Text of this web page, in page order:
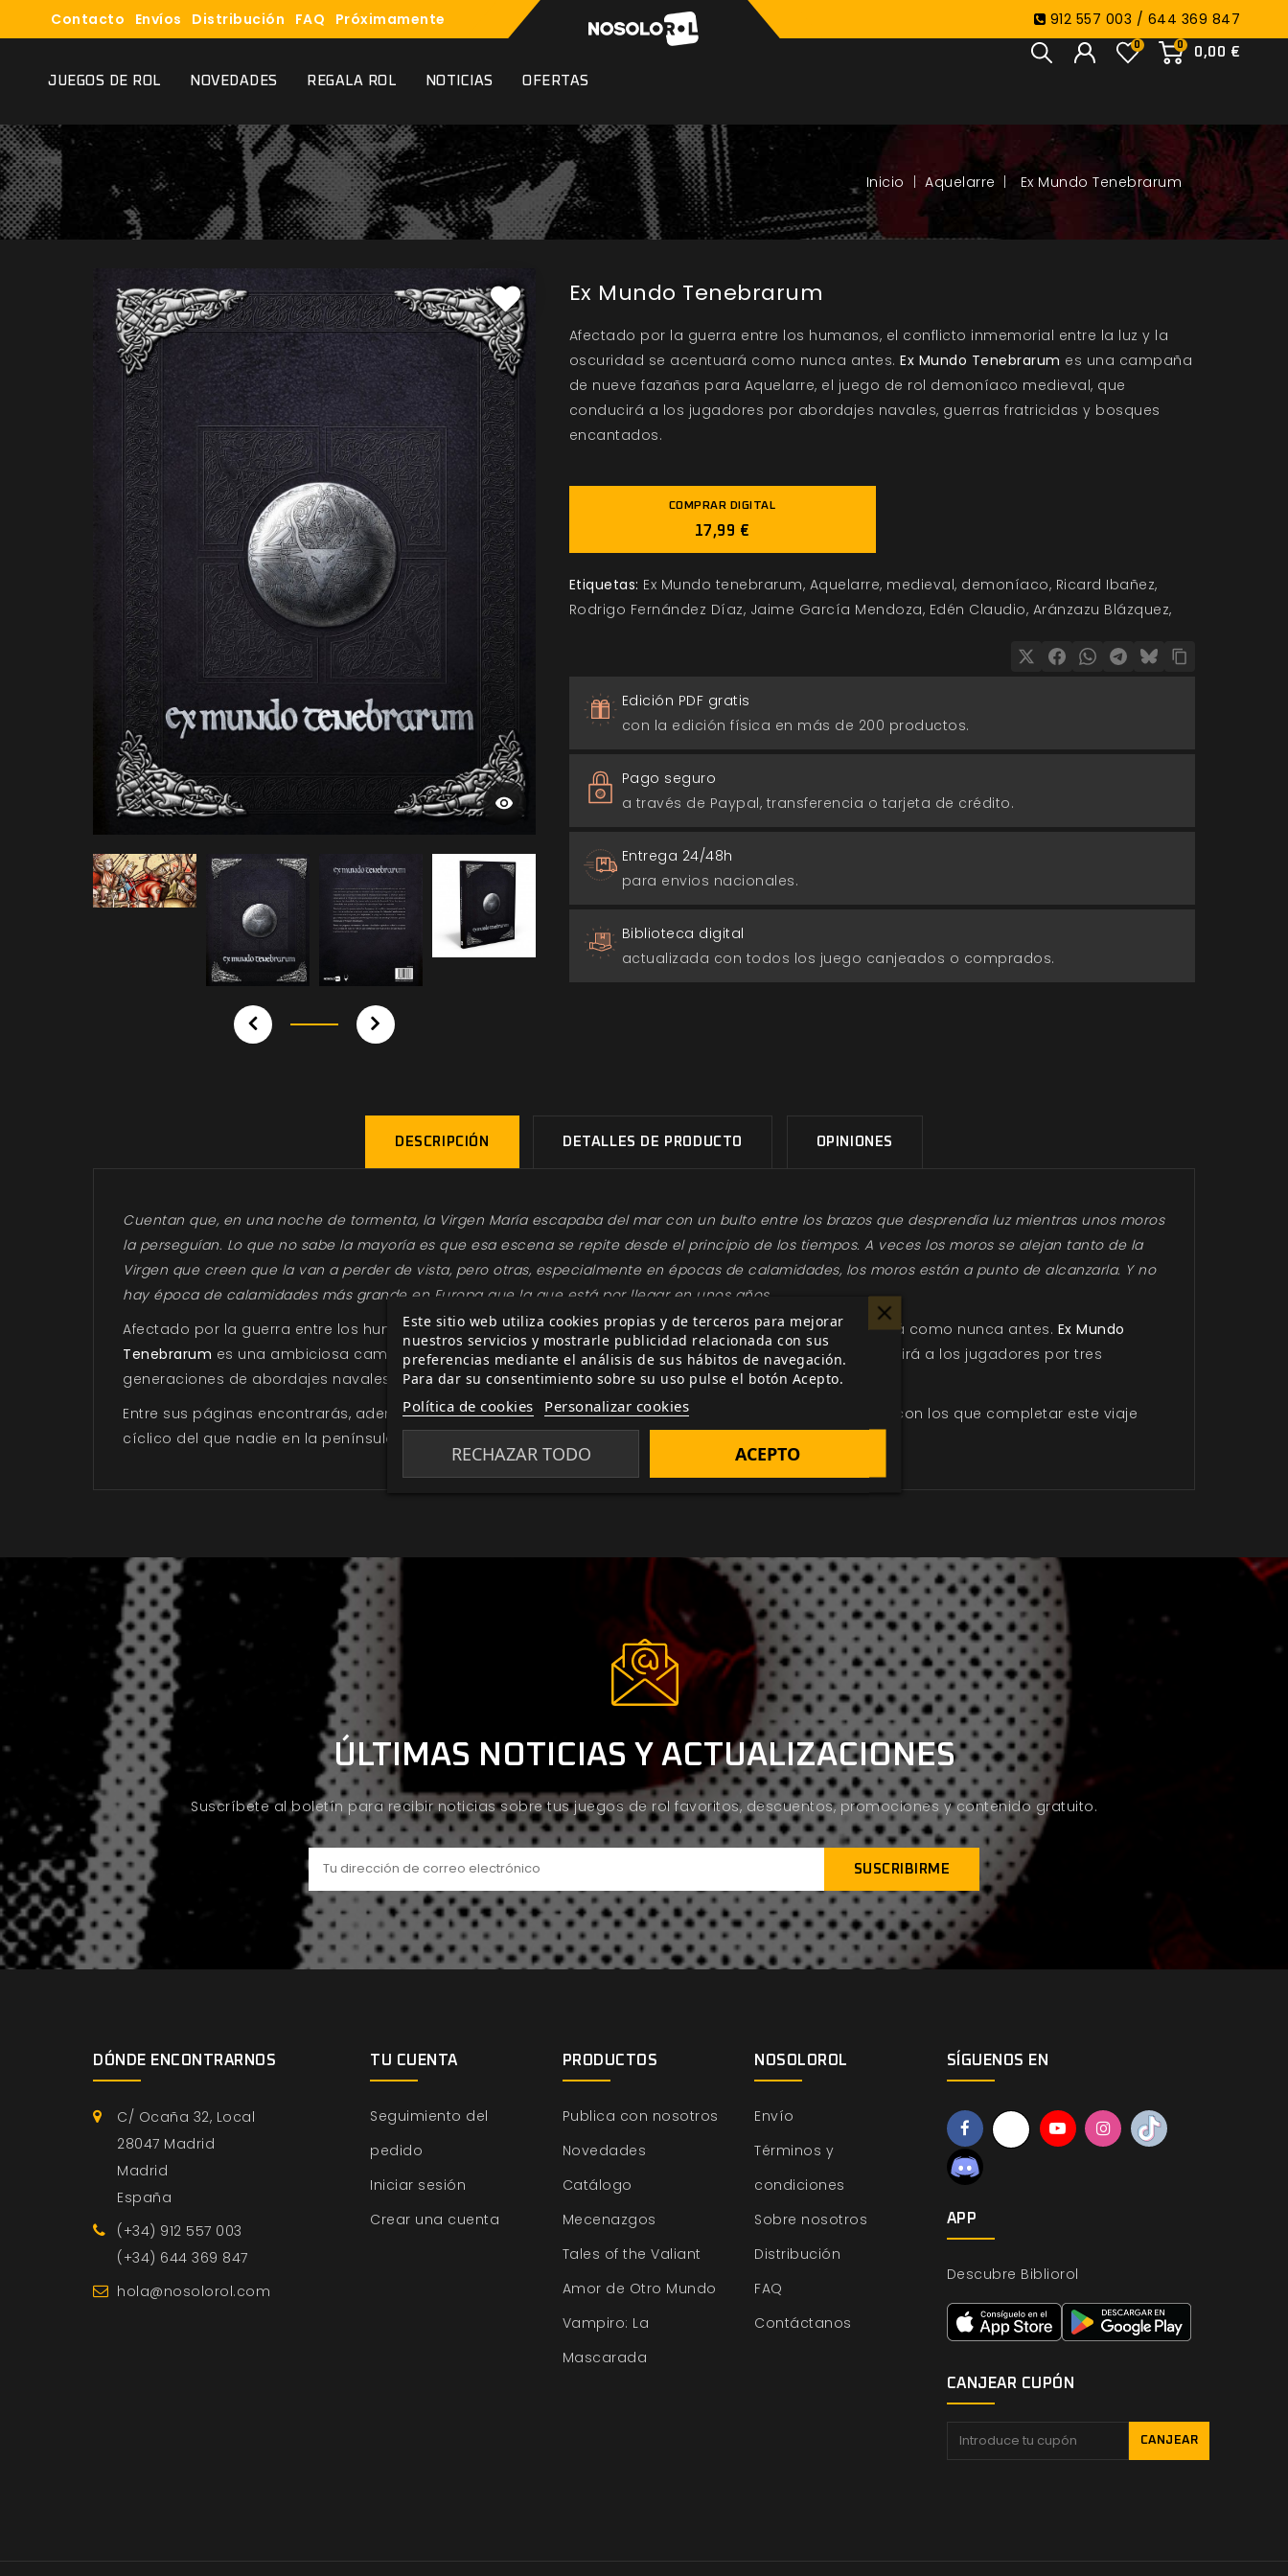
Contacto Envíos Distribución FAQ Próximamente 912 557 003 / 644 369 847
0
0,00 €
0
JUEGOS DE ROL NOVEDADES REGALA ROL NOTICIAS OFERTAS
Aquelarre Ex Mundo Tenebrarum
Ex Mundo Tenebrarum
Afectado por la guerra entre los humanos, el conflicto inmemorial entre la luz y la
oscuridad se acentuará como nunca antes.Ex Mundo Tenebrarum es una campaña
de nueve fazañas para Aquelarre, el juego de rol demoníaco medieval, que
conducirá a los jugadores por abordajes navales, guerras fratricidas y bosques
encantados.
COMPRAR DIGITAL
17,99 €
Etiquetas: Ex Mundo tenebrarum Aquelarre medieval demoníaco Ricard Ibañez
Rodrigo Fernández Díaz Jaime García Mendoza Edén Claudio Aránzazu Blázquez
Edición PDF gratis
con la edición física en más de 200 productos.
Pago seguro
a través de Paypal, transferencia o tarjeta de crédito.
Entrega 24/48h
para envios nacionales.
Biblioteca digital
actualizada con todos los juego canjeados o comprados.
DESCRIPCIÓN DETALLES DE PRODUCTO OPINIONES
Cuentan que, en una noche de tormenta, la Virgen María escapaba del mar con un bulto entre los brazos que desprendía luz mientras unos moros
la perseguían. Lo que no sabe la mayoría es que esa escena se repite desde el principio de los tiempos. A veces los moros se alejan tanto de la
Virgen que creen que la van a perder de vista, pero otras, especialmente en épocas de calamidades, los moros están a punto de alcanzarla. Y no
hay época de calamidades más grande en Europa que la que está por llegar en unos años.
Afectado por la guerra entre los humanos, el conflicto inmemorial entre la luz y la oscuridad se acentuará como nunca antes. Ex Mundo
Tenebrarum es una ambiciosa campaña paraAquelarre, el juego de rol demoníaco medieval, que conducirá a los jugadores por tres
generaciones de abordajes navales, guerras fratricidas y bosques encantados.
Entre sus páginas encontrarás, además, detallados apéndices sobre la Asturias y la Castilla del siglo xiv con los que completar este viaje
cíclico del que nadie en la península podrá escapar.
ÚLTIMAS NOTICIAS Y ACTUALIZACIONES
Suscríbete al boletín para recibir noticias sobre tus juegos de rol favoritos, descuentos, promociones y contenido gratuito.
DÓNDE ENCONTRARNOS
C/ Ocaña 32, Local
28047 Madrid
Madrid
España
(+34) 912 557 003
(+34) 644 369 847
hola@nosolorol.com
TU CUENTA
Seguimiento del
pedido
Iniciar sesión
Crear una cuenta
PRODUCTOS
Publica con nosotros
Novedades
Catálogo
Mecenazgos
Tales of the Valiant
Amor de Otro Mundo
Vampiro: La
Mascarada
NOSOLOROL
Envío
Términos y
condiciones
Sobre nosotros
Distribución
FAQ
Contáctanos
SÍGUENOS EN
Este sitio web utiliza cookies propias y de terceros para mejorar
nuestros servicios y mostrarle publicidad relacionada con sus
preferencias mediante el análisis de sus hábitos de navegación.
Para dar su consentimiento sobre su uso pulse el botón Acepto.
Política de cookies Personalizar cookies
RECHAZAR TODO ACEPTO
APP
Descubre Bibliorol
CANJEAR CUPÓN
CANJEAR